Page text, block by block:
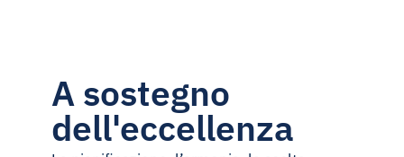
A sostegno
dell'eccellenza